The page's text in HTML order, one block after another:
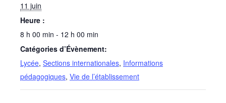
11 juin
Heure :
8 h 00 min - 12 h 00 min
Catégories d’Évènement:
Lycée, Sections internationales, Informations
pédagogiques, Vie de l’établissement